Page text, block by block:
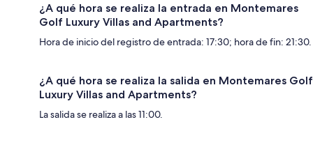
¿A qué hora se realiza la entrada en Montemares
Golf Luxury Villas and Apartments?
Hora de inicio del registro de entrada: 17:30; hora de fin: 21:30.
¿A qué hora se realiza la salida en Montemares Golf
Luxury Villas and Apartments?
La salida se realiza a las 11:00.